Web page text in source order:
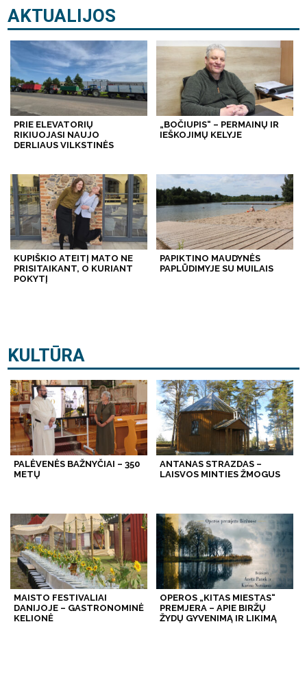
AKTUALIJOS
PRIE ELEVATORIŲ
RIKIUOJASI NAUJO
DERLIAUS VILKSTINĖS
„BOČIUPIS“ – PERMAINŲ IR
IEŠKOJIMŲ KELYJE
KUPIŠKIO ATEITĮ MATO NE
PRISITAIKANT, O KURIANT
POKYTĮ
PAPIKTINO MAUDYNĖS
PAPLŪDIMYJE SU MUILAIS
KULTŪRA
PALĖVENĖS BAŽNYČIAI – 350
METŲ
ANTANAS STRAZDAS –
LAISVOS MINTIES ŽMOGUS
MAISTO FESTIVALIAI
DANIJOJE – GASTRONOMINĖ
KELIONĖ
OPEROS „KITAS MIESTAS“
PREMJERA – APIE BIRŽŲ
ŽYDŲ GYVENIMĄ IR LIKIMĄ